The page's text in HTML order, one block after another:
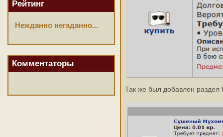
Рейтинг
Нежданно негаданно...
Комментаторы
Так же был добавлен раздел